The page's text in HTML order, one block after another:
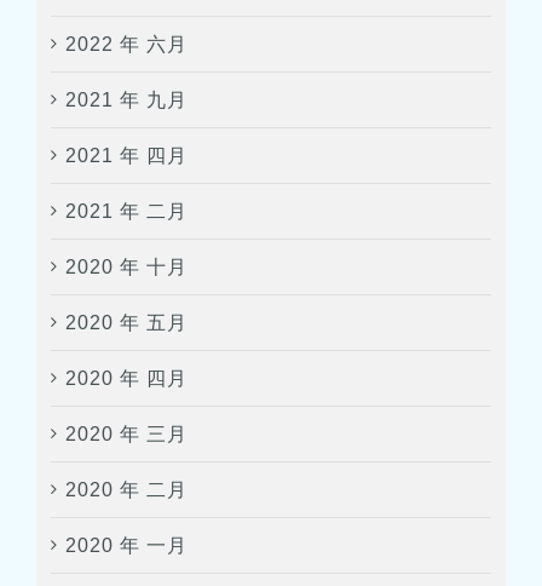
2022 年 六月
2021 年 九月
2021 年 四月
2021 年 二月
2020 年 十月
2020 年 五月
2020 年 四月
2020 年 三月
2020 年 二月
2020 年 一月